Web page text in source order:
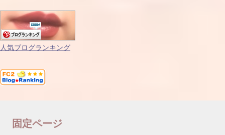
人気ブログランキング
固定ページ